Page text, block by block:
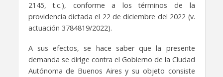
2145, t.c.), conforme a los términos de la
providencia dictada el 22 de diciembre del 2022 (v.
actuación 3784819/2022).
A sus efectos, se hace saber que la presente
demanda se dirige contra el Gobierno de la Ciudad
Autónoma de Buenos Aires y su objeto consiste